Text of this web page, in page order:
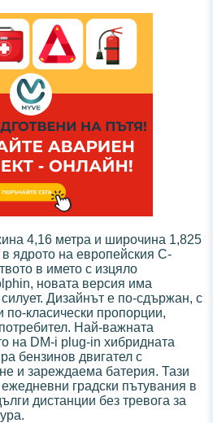
4,16 метра и широчина 1,825
в ядрото на европейския C-
в името с изцяло
новата версия има
Дизайнът е по-сдържан, с
по-класически пропорции,
Най-важната
на DM-i plug-in хибридната
бензинов двигател с
и зареждаема батерия. Тази
градски пътувания в
дистанции без тревога за